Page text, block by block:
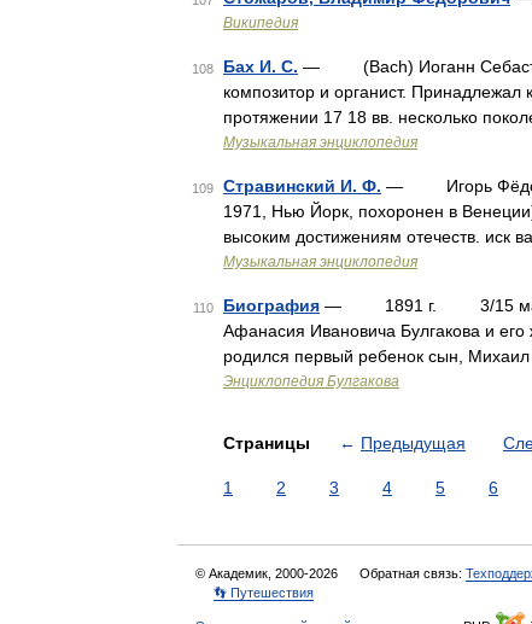
Википедия
108 Бах И. С. — (Bach) Иоганн
композитор и органист.
протяжении 17 18 вв. несколько
Музыкальная энциклопедия
109 Стравинский И. Ф. — Игорь
1971, Нью Йорк, похоронен в
высоким достижениям отечеств. иск
Музыкальная энциклопедия
110 Биография — 1891 г. 3/15 мая* в
Афанасия Ивановича Булгакова и
родился первый ребенок сын,
Энциклопедия Булгакова
Страницы ← Предыдущая
1 2 3 4 5 6
© Академик, 2000-2026 Обратная связь:
👣 Путешествия